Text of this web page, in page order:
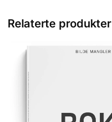
Relaterte produkter